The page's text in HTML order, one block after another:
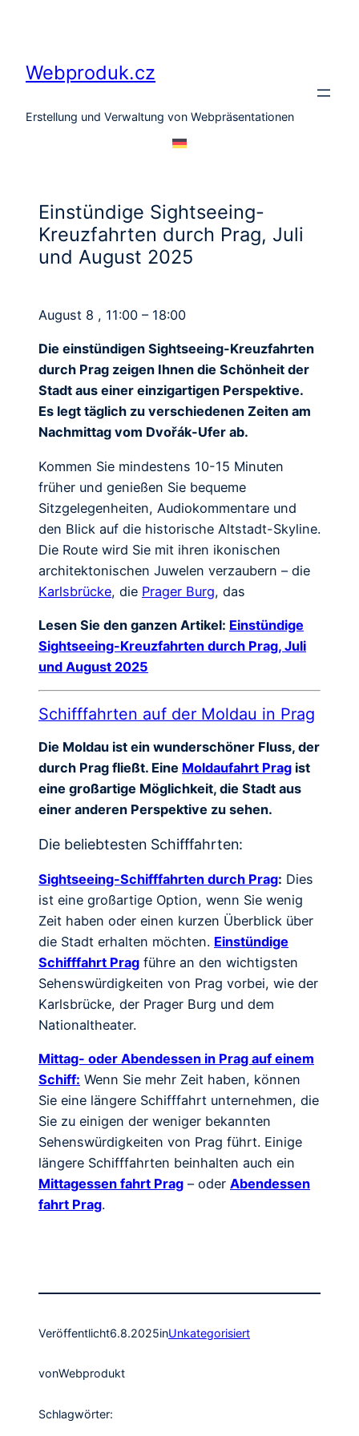
Webproduk.cz
Erstellung und Verwaltung von Webpräsentationen
Einstündige Sightseeing-
Kreuzfahrten durch Prag, Juli
und August 2025
August 8 , 11:00 – 18:00
Die einstündigen Sightseeing-Kreuzfahrten
durch Prag zeigen Ihnen die Schönheit der
Stadt aus einer einzigartigen Perspektive.
Es legt täglich zu verschiedenen Zeiten am
Nachmittag vom Dvořák-Ufer ab.
Kommen Sie mindestens 10-15 Minuten
früher und genießen Sie bequeme
Sitzgelegenheiten, Audiokommentare und
den Blick auf die historische Altstadt-Skyline.
Die Route wird Sie mit ihren ikonischen
architektonischen Juwelen verzaubern – die
Karlsbrücke, die Prager Burg, das
Lesen Sie den ganzen Artikel: Einstündige
Sightseeing-Kreuzfahrten durch Prag, Juli
und August 2025
Schifffahrten auf der Moldau in Prag
Die Moldau ist ein wunderschöner Fluss, der
durch Prag fließt. Eine Moldaufahrt Prag ist
eine großartige Möglichkeit, die Stadt aus
einer anderen Perspektive zu sehen.
Die beliebtesten Schifffahrten:
Sightseeing-Schifffahrten durch Prag: Dies
ist eine großartige Option, wenn Sie wenig
Zeit haben oder einen kurzen Überblick über
die Stadt erhalten möchten. Einstündige
Schifffahrt Prag führe an den wichtigsten
Sehenswürdigkeiten von Prag vorbei, wie der
Karlsbrücke, der Prager Burg und dem
Nationaltheater.
Mittag- oder Abendessen in Prag auf einem
Schiff: Wenn Sie mehr Zeit haben, können
Sie eine längere Schifffahrt unternehmen, die
Sie zu einigen der weniger bekannten
Sehenswürdigkeiten von Prag führt. Einige
längere Schifffahrten beinhalten auch ein
Mittagessen fahrt Prag – oder Abendessen
fahrt Prag.
Veröffentlicht6.8.2025inUnkategorisiert
vonWebprodukt
Schlagwörter: